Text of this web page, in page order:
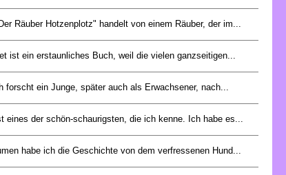
Räuber Hotzenplotz" handelt von einem Räuber, der im...
ist ein erstaunliches Buch, weil die vielen ganzseitigen...
forscht ein Junge, später auch als Erwachsener, nach...
eines der schön-schaurigsten, die ich kenne. Ich habe es...
habe ich die Geschichte von dem verfressenen Hund...